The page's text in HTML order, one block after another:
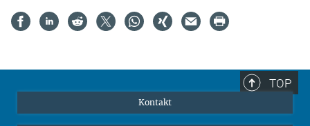
TOP
Kontakt